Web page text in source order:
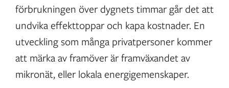
förbrukningen över dygnets timmar går det att
undvika effekttoppar och kapa kostnader. En
utveckling som många privatpersoner kommer
att märka av framöver är framväxandet av
mikronät, eller lokala energigemenskaper.